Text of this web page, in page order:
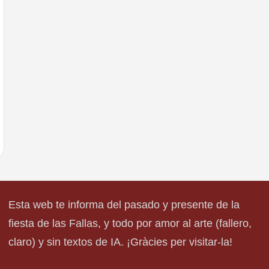
Esta web te informa del pasado y presente de la
fiesta de las Fallas, y todo por amor al arte (fallero,
claro) y sin textos de IA. ¡Gràcies per visitar-la!